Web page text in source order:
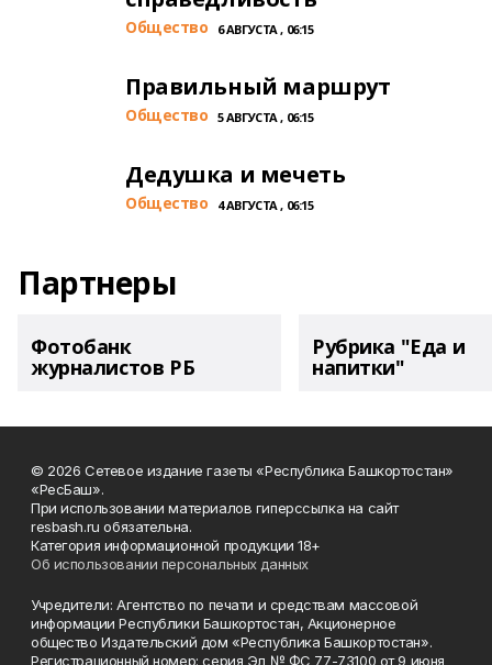
Общество 6 АВГУСТА , 06:15
Правильный маршрут
Общество 5 АВГУСТА , 06:15
Дедушка и мечеть
Общество 4 АВГУСТА , 06:15
Партнеры
Фотобанк
журналистов РБ
Рубрика "Еда и
напитки"
© 2026 Сетевое издание газеты «Республика Башкортостан»
«РесБаш».
При использовании материалов гиперссылка на сайт
resbash.ru обязательна.
Категория информационной продукции 18+
Об использовании персональных данных
Учредители: Агентство по печати и средствам массовой
информации Республики Башкортостан, Акционерное
общество Издательский дом «Республика Башкортостан».
Регистрационный номер: серия Эл № ФС 77-73100 от 9 июня